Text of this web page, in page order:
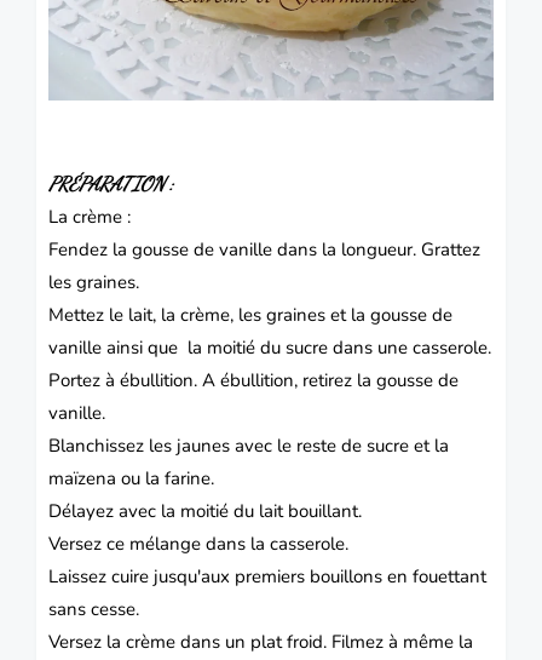
PRÉPARATION :
La crème :
Fendez la gousse de vanille dans la longueur. Grattez
les graines.
Mettez le lait, la crème, les graines et la gousse de
vanille ainsi que la moitié du sucre dans une casserole.
Portez à ébullition. A ébullition, retirez la gousse de
vanille.
Blanchissez les jaunes avec le reste de sucre et la
maïzena ou la farine.
Délayez avec la moitié du lait bouillant.
Versez ce mélange dans la casserole.
Laissez cuire jusqu'aux premiers bouillons en fouettant
sans cesse.
Versez la crème dans un plat froid. Filmez à même la